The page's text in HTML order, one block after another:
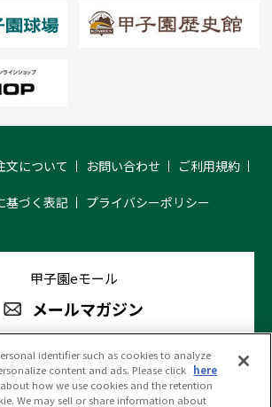
文について お問い合わせ ご利用規約
基づく表記 プライバシーポリシー
甲子園eモール
メールマガジン
神甲子園球場 公式SNS
identifier such as cookies to analyze
content and ads. Please click here
how we use cookies and the retention
We may sell or share information about